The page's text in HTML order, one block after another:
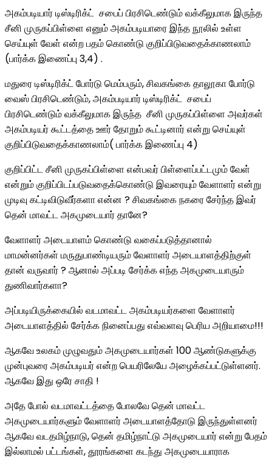
அகம்படியார்‌ டிஸ்டிரிக்ட்‌ ‌ சபைப்‌ பிரசிடெண்டும்‌ வக்கீலுமாக இருந்த
சீனி முருகப்பிள்ளை எனும் அகம்படியாரை இந்த நூலில் உள்ள
செய்யுள் வேள் என்ற பதம் கொண்டு குறிப்பிடுவதைக்காணலாம்
(பார்க்க இணைப்பு 3,4) .
மதுரை டிஸ்டிரிக்ட்‌ போர்டு மெம்பரும்‌, சிவகங்கை தாலூகா போர்டு
வைஸ்‌ பிரசிடெண்டும்‌, அகம்படியார்‌ டிஸ்டிரிக்ட்‌ ‌ சபைப்‌
பிரசிடெண்டும்‌ வக்கீலுமாக இருந்த ‌ சீனி முருகப்பிள்ளை அவர்கள்
அகம்படியர் கூட்டத்தை ஊர் தோறும் கூட்டினார் என்று செய்யுள்
குறிப்பிடுவதைக்காணலாம்( பார்க்க இணைப்பு 4)
குறிப்பிட்ட சீனி முருகப்பிள்ளை என்பவர் பிள்ளைப்பட்டமும் வேள்
என்றும் குறிப்பிடப்படுவதைக்கொண்டு இவரையும் வேளாளர் என்று
முடிவு கட்டிவிடுவீர்களா என்ன ? சிவகங்கை நகரை சேர்ந்த இவர்
தென் மாவட்ட அகமுடையார் தானே?
வேளாளர் அடையாளம் கொண்டு வகைப்படுத்தானால்
மாமன்னர்கள் மருதுபாண்டியரும் வேளாளர் அடையாளத்திற்குள்
தான் வருவார் ? ஆனால் அப்படி சேர்க்க எந்த அகமுடையாரும்
துணிவார்களா?
அப்படியிருக்கையில் வடமாவட்ட அகம்படியர்களை வேளாளர்
அடையாளத்தில் சேர்க்க நினைப்பது எவ்வளவு பெரிய அறியாமை!!!
ஆகவே உலகம் முழுவதும் அகமுடையார்கள் 100 ஆண்டுகளுக்கு
முன்புவரை அகம்படியர் என்ற பெயரிலேயே அழைக்கப்பட்டுள்ளனர்.
ஆகவே இது ஒரே சாதி !
அதே போல் வடமாவட்டத்தை போலவே தென் மாவட்ட
அகமுடையார்களும் வேளாளர் அடையாளத்தோடு இருந்துள்ளனர்
ஆகவே வடதமிழ்நாடு, தென் தமிழ்நாட்டு அகமுடையார் என்று பேதம்
இல்லாமல் பட்டங்கள், தூரங்களை கடந்து அகமுடையாராக